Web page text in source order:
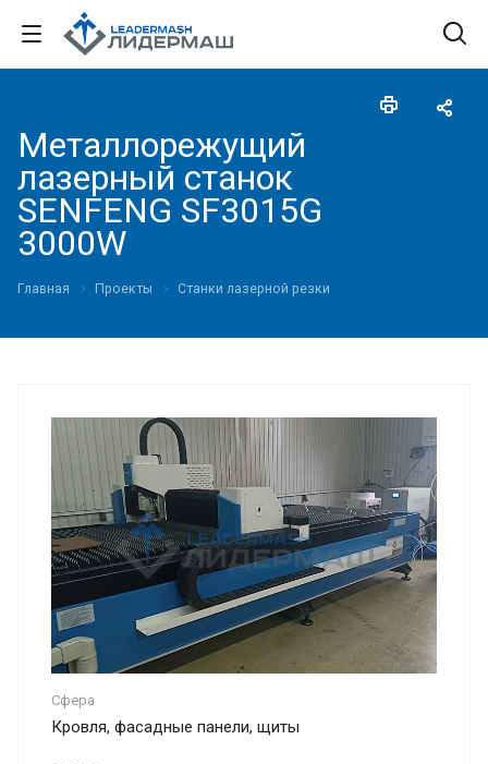
Металлорежущий
лазерный станок
SENFENG SF3015G
3000W
Главная Проекты Станки лазерной резки
Сфера
Кровля, фасадные панели, щиты